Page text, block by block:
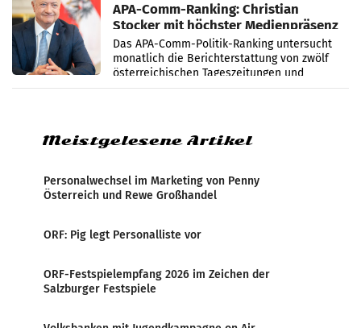
APA-Comm-Ranking: Christian
Stocker mit höchster Medienpräsenz
im Juli
Das APA-Comm-Politik-Ranking untersucht
monatlich die Berichterstattung von zwölf
österreichischen Tageszeitungen und
analysiert, welche Politikerinnen und
Meistgelesene Artikel
Personalwechsel im Marketing von Penny
Österreich und Rewe Großhandel
ORF: Pig legt Personalliste vor
ORF-Festspielempfang 2026 im Zeichen der
Salzburger Festspiele